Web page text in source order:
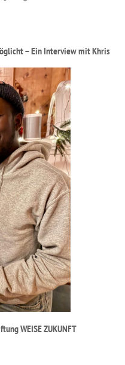
– Ein Interview mit Khris
WEISE ZUKUNFT